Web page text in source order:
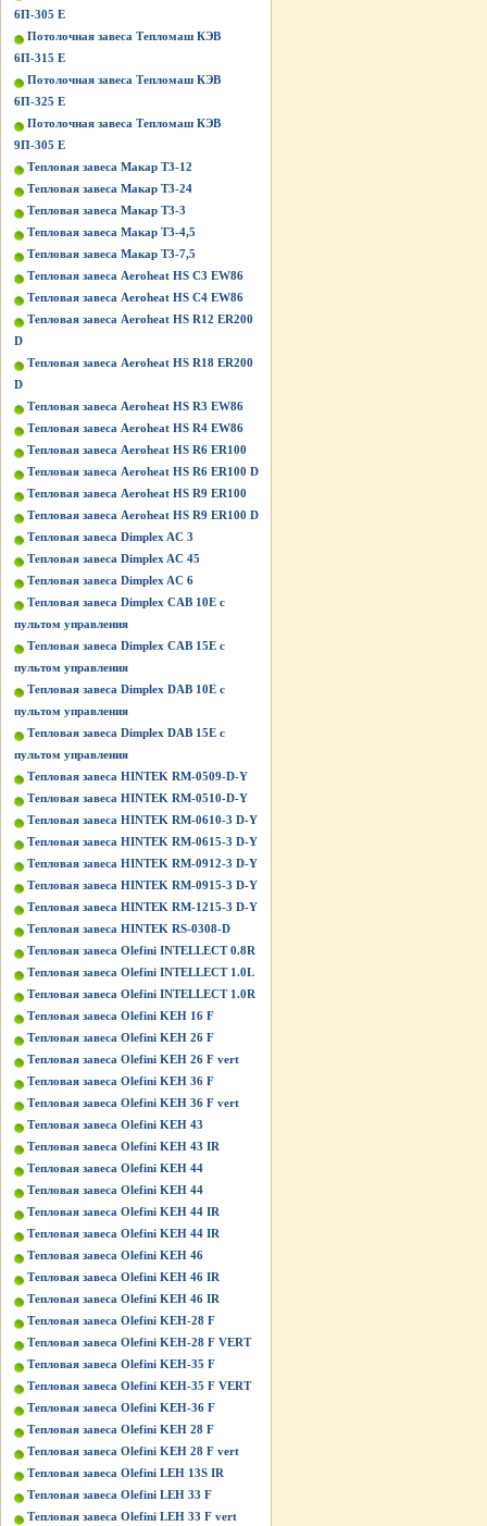
6П-305 Е
Потолочная завеса Тепломаш КЭВ
6П-315 Е
Потолочная завеса Тепломаш КЭВ
6П-325 Е
Потолочная завеса Тепломаш КЭВ
9П-305 Е
Тепловая завеса Макар Т3-12
Тепловая завеса Макар Т3-24
Тепловая завеса Макар Т3-3
Тепловая завеса Макар Т3-4,5
Тепловая завеса Макар Т3-7,5
Тепловая завеса Aeroheat HS C3 EW86
Тепловая завеса Aeroheat HS C4 EW86
Тепловая завеса Aeroheat HS R12 ER200
D
Тепловая завеса Aeroheat HS R18 ER200
D
Тепловая завеса Aeroheat HS R3 EW86
Тепловая завеса Aeroheat HS R4 EW86
Тепловая завеса Aeroheat HS R6 ER100
Тепловая завеса Aeroheat HS R6 ER100 D
Тепловая завеса Aeroheat HS R9 ER100
Тепловая завеса Aeroheat HS R9 ER100 D
Тепловая завеса Dimplex AC 3
Тепловая завеса Dimplex AC 45
Тепловая завеса Dimplex AC 6
Тепловая завеса Dimplex CAB 10E с
пультом управления
Тепловая завеса Dimplex CAB 15E с
пультом управления
Тепловая завеса Dimplex DAB 10E с
пультом управления
Тепловая завеса Dimplex DAB 15E с
пультом управления
Тепловая завеса HINTEK RM-0509-D-Y
Тепловая завеса HINTEK RM-0510-D-Y
Тепловая завеса HINTEK RM-0610-3 D-Y
Тепловая завеса HINTEK RM-0615-3 D-Y
Тепловая завеса HINTEK RM-0912-3 D-Y
Тепловая завеса HINTEK RM-0915-3 D-Y
Тепловая завеса HINTEK RM-1215-3 D-Y
Тепловая завеса HINTEK RS-0308-D
Тепловая завеса Olefini INTELLECT 0.8R
Тепловая завеса Olefini INTELLECT 1.0L
Тепловая завеса Olefini INTELLECT 1.0R
Тепловая завеса Olefini KEH 16 F
Тепловая завеса Olefini KEH 26 F
Тепловая завеса Olefini KEH 26 F vert
Тепловая завеса Olefini KEH 36 F
Тепловая завеса Olefini KEH 36 F vert
Тепловая завеса Olefini KEH 43
Тепловая завеса Olefini KEH 43 IR
Тепловая завеса Olefini KEH 44
Тепловая завеса Olefini KEH 44
Тепловая завеса Olefini KEH 44 IR
Тепловая завеса Olefini KEH 44 IR
Тепловая завеса Olefini KEH 46
Тепловая завеса Olefini KEH 46 IR
Тепловая завеса Olefini KEH 46 IR
Тепловая завеса Olefini KEH-28 F
Тепловая завеса Olefini KEH-28 F VERT
Тепловая завеса Olefini KEH-35 F
Тепловая завеса Olefini KEH-35 F VERT
Тепловая завеса Olefini KEH-36 F
Тепловая завеса Olefini KЕН 28 F
Тепловая завеса Olefini KЕН 28 F vert
Тепловая завеса Olefini LEH 13S IR
Тепловая завеса Olefini LEH 33 F
Тепловая завеса Olefini LEH 33 F vert